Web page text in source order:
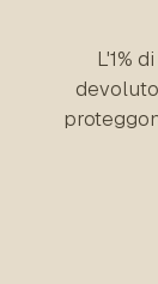
L'1%